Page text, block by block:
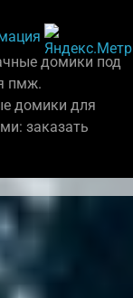
домики под
пмж.
домики для
заказать